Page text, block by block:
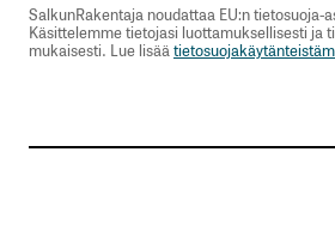
SalkunRakentaja noudattaa EU:n tietosuoja-
Käsittelemme tietojasi luottamuksellisesti ja
mukaisesti. Lue lisää